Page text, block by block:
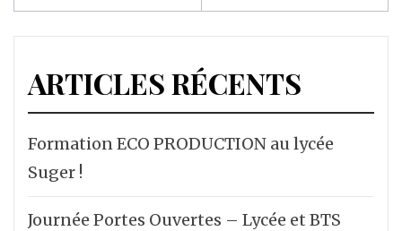
ARTICLES RÉCENTS
Formation ECO PRODUCTION au lycée
Suger !
Journée Portes Ouvertes – Lycée et BTS